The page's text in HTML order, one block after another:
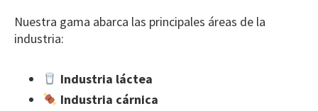
Nuestra gama abarca las principales áreas de la
industria:
Industria láctea
Industria cárnica